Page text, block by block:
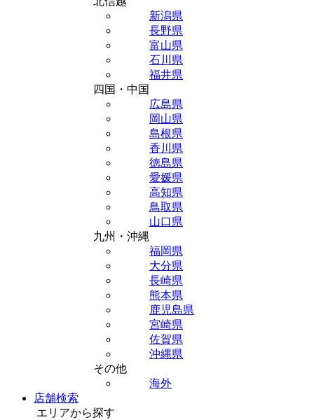
新潟県
長野県
富山県
石川県
福井県
四国・中国
広島県
岡山県
島根県
香川県
徳島県
愛媛県
高知県
鳥取県
山口県
九州・沖縄
福岡県
大分県
長崎県
熊本県
鹿児島県
宮崎県
佐賀県
沖縄県
その他
海外
店舗検索
エリアから探す